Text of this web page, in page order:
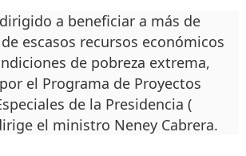
a beneficiar a más de
esca­sos recursos económicos
de pobreza extrema,
el Programa de Proyectos
de la Presi­dencia (
el ministro Neney Ca­brera.